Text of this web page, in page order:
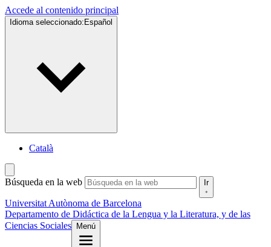
Accede al contenido principal
Idioma seleccionado: Español
Català
Búsqueda en la web Ir
Universitat Autònoma de Barcelona
Departamento de Didáctica de la Lengua y la Literatura, y de las
Ciencias Sociales
Menú